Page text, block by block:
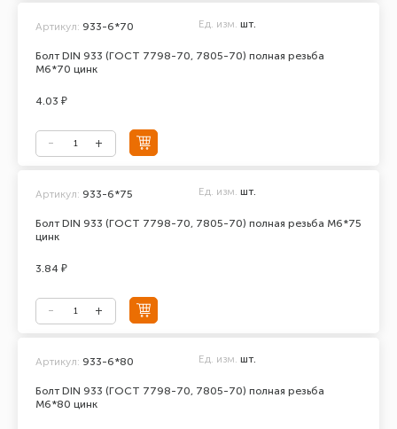
Болт DIN 933 (ГОСТ 7798-70, 7805-70) полная резьба
М6*70 цинк
Артикул: 933-6*70 Ед. изм. шт.
4.03 ₽
Болт DIN 933 (ГОСТ 7798-70, 7805-70) полная резьба М6*75
цинк
Артикул: 933-6*75 Ед. изм. шт.
3.84 ₽
Болт DIN 933 (ГОСТ 7798-70, 7805-70) полная резьба
М6*80 цинк
Артикул: 933-6*80 Ед. изм. шт.